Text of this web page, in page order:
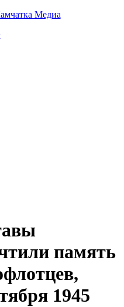
Медиа
память
1945